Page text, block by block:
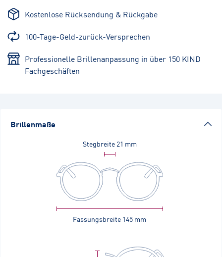
Kostenlose Rücksendung & Rückgabe
100-Tage-Geld-zurück-Versprechen
Professionelle Brillenanpassung in über 150 KIND
Fachgeschäften
Brillenmaße
Stegbreite 21 mm
Fassungsbreite 145 mm